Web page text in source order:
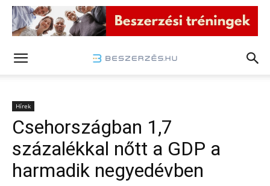
Hírek
Csehországban 1,7
százalékkal nőtt a GDP a
harmadik negyedévben